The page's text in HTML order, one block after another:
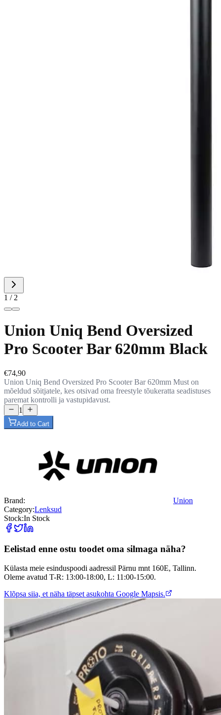
1 / 2
Union Uniq Bend Oversized
Pro Scooter Bar 620mm Black
€74,90
Union Uniq Bend Oversized Pro Scooter Bar 620mm Must on
mõeldud sõitjatele, kes otsivad oma freestyle tõukeratta seadistuses
paremat kontrolli ja vastupidavust.
1
Add to Cart
Brand:
Union
Category:Lenksud
Stock:In Stock
Eelistad enne ostu toodet oma silmaga näha?
Külasta meie esinduspoodi aadressil Pärnu mnt 160E, Tallinn.
Oleme avatud T-R: 13:00-18:00, L: 11:00-15:00.
Klõpsa siia, et näha täpset asukohta Google Mapsis.